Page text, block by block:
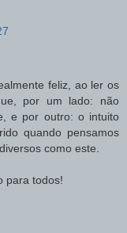
feliz, ao ler os
por um lado: não
e por outro: o intuito
quando pensamos
como este.
para todos!